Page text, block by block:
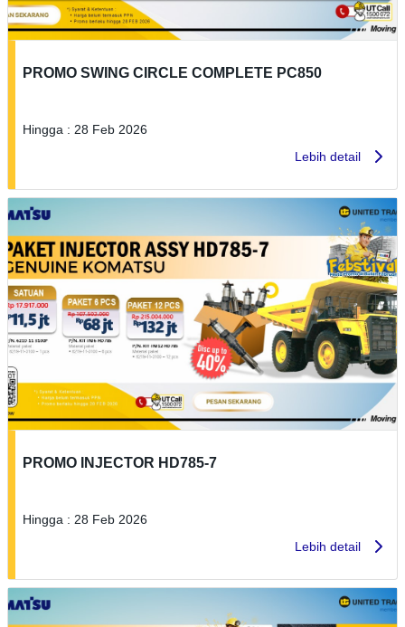
PROMO SWING CIRCLE COMPLETE PC850
Hingga : 28 Feb 2026
Lebih detail
PROMO INJECTOR HD785-7
Hingga : 28 Feb 2026
Lebih detail